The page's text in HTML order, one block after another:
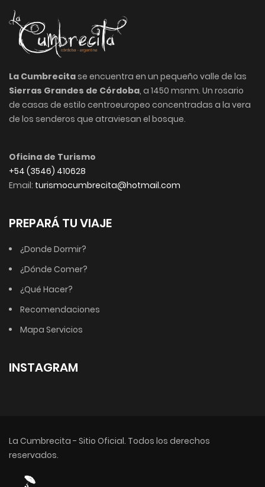
La Cumbrecitase encuentra en un pequeño valle de las
Sierras Grandes de Córdoba, a 1450 msnm. Un rosario
de casas de estilo centroeuropeo concentradas a la vera
de los senderos que atraviesan el bosque.
Oficina de Turismo
+54 (3546) 410628
Email: turismocumbrecita@hotmail.com
PREPARÁ TU VIAJE
¿Donde Dormir?
¿Dónde Comer?
¿Qué Hacer?
Recomendaciones
Mapa Servicios
INSTAGRAM
La Cumbrecita - Sitio Oficial. Todos los derechos
reservados.